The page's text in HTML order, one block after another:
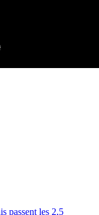
passent les 2,5